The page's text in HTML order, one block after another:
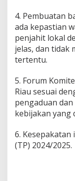
4. Pembuatan
ada kepastian
penjahit lokal
jelas, dan tidak
tertentu.
5. Forum
Riau sesuai
pengaduan
kebijakan yang
6.
(TP) 2024/2025.